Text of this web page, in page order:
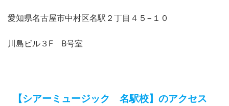
愛知県名古屋市中村区名駅２丁目４５−１０
川島ビル３F B号室
【シアーミュージック 名駅校】のアクセス